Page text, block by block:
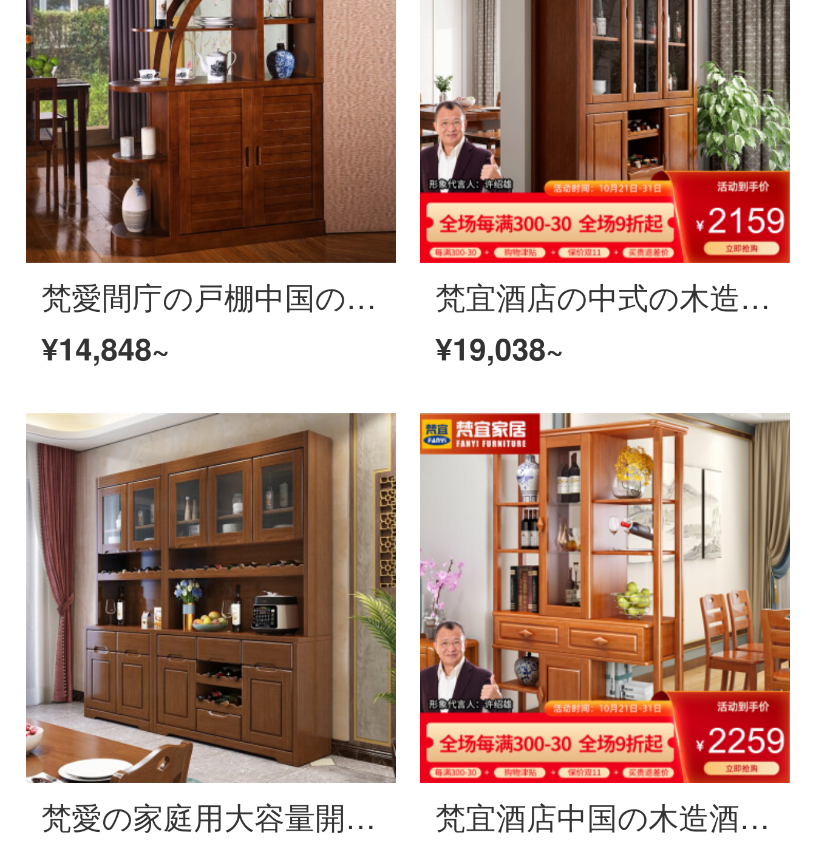
梵愛間庁の戸棚中国の木造の間のホールの戸棚の大容量は物の棚のゴムのぼうっとしている飲み屋の家具の1.2の2つの間のホールの戸棚の胡桃の色を蓄えます
¥14,848~
梵宜酒店の中式の木造酒屋の間のキャビネットは簡単に現代の両面の酒屋を仕切って玄関の棚の屏風の戸棚の現代の家具の酒屋の851胡桃の色を断ち切ります
¥19,038~
梵愛の家庭用大容量開放式酒棚多機能酒棚棚棚棚丸太ゴム木門ホールのサイドキャビネットレストランの家具三つのキャビネットは純粋で白いです。 梵宜酒店中国の木造酒店の間のキャビネットは現代の両面の酒売り棚を簡単に予約して、玄関棚の屏風棚の逸品の家具室のキャビネット（海棠色）を仕切ります。